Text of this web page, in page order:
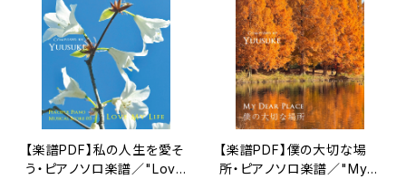
【楽譜PDF】私の人生を愛そ
う・ピアノソロ楽譜／"Love
【楽譜PDF】僕の大切な場
所・ピアノソロ楽譜／"My